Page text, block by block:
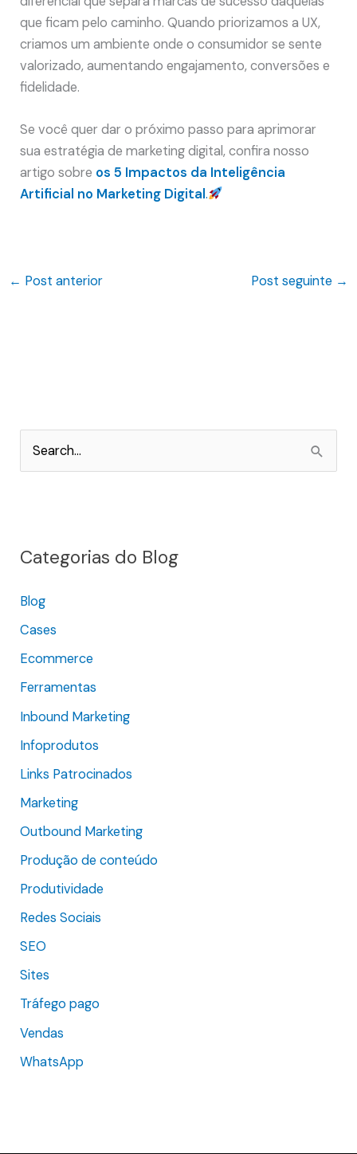
que ficam pelo caminho. Quando priorizamos a UX,
criamos um ambiente onde o consumidor se sente
valorizado, aumentando engajamento, conversões e
fidelidade.
Se você quer dar o próximo passo para aprimorar
sua estratégia de marketing digital, confira nosso
artigo sobre os 5 Impactos da Inteligência
Artificial no Marketing Digital.
← Post anterior Post seguinte →
u
s
a
r
p
o
Categorias do Blog
Blog
Cases
Ecommerce
Ferramentas
Inbound Marketing
Infoprodutos
Links Patrocinados
Marketing
Outbound Marketing
Produção de conteúdo
Produtividade
Redes Sociais
SEO
Sites
Tráfego pago
Vendas
WhatsApp